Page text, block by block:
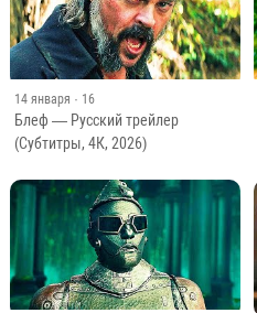
14 января · 16
Блеф — Русский трейлер
(Субтитры, 4К, 2026)